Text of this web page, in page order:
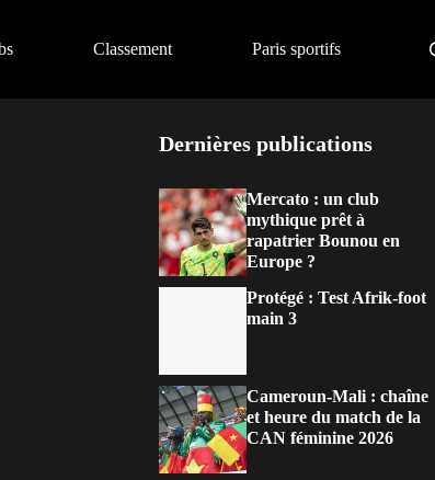
Classement Paris sportifs
Dernières publications
Mercato : un club
mythique prêt à
rapatrier Bounou en
Europe ?
Protégé : Test Afrik-foot
main 3
Cameroun-Mali : chaîne
et heure du match de la
CAN féminine 2026